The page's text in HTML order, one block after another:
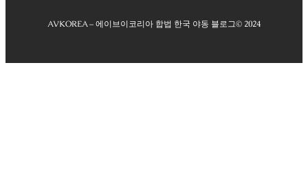
AVKOREA – 에이브이코리아 합법 한국 야동 블로그© 2024